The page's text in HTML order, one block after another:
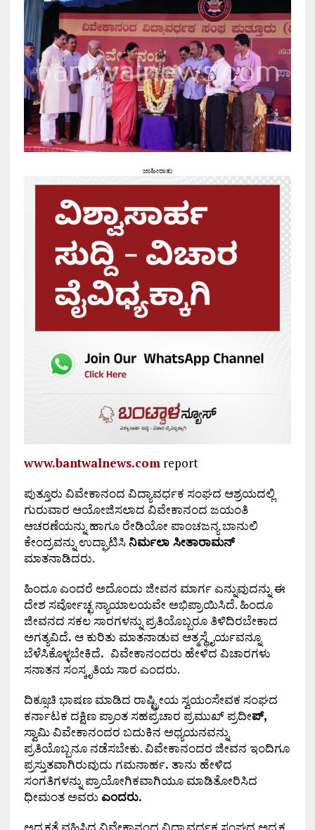
ಜಾಹೀರಾತು
www.bantwalnews.comreport
ಪುತ್ತೂರು ವಿವೇಕಾನಂದ ವಿದ್ಯಾವರ್ಧಕ ಸಂಘದ ಆಶ್ರಯದಲ್ಲಿ
ಗುರುವಾರ ಆಯೋಜಿಸಲಾದ ವಿವೇಕಾನಂದ ಜಯಂತಿ
ಆಚರಣೆಯನ್ನು ಹಾಗೂ ರೇಡಿಯೋ ಪಾಂಚಜನ್ಯ ಬಾನುಲಿ
ಕೇಂದ್ರವನ್ನು ಉದ್ಘಾಟಿಸಿನಿರ್ಮಲಾ ಸೀತಾರಾಮನ್
ಮಾತನಾಡಿದರು.
ಹಿಂದೂ ಎಂದರೆ ಅದೊಂದು ಜೀವನ ಮಾರ್ಗ ಎನ್ನುವುದನ್ನು ಈ
ದೇಶ ಸರ್ವೋಚ್ಛ ನ್ಯಾಯಾಲಯವೇ ಅಭಿಪ್ರಾಯಿಸಿದೆ. ಹಿಂದೂ
ಜೀವನದ ಸಕಲ ಸಾರಗಳನ್ನು ಪ್ರತಿಯೊಬ್ಬರೂ ತಿಳಿದಿರಬೇಕಾದ
ಅಗತ್ಯವಿದೆ. ಆ ಕುರಿತು ಮಾತನಾಡುವ ಆತ್ಮಸ್ಥೈರ್ಯವನ್ನೂ
ಬೆಳೆಸಿಕೊಳ್ಳಬೇಕಿದೆ. ವಿವೇಕಾನಂದರು ಹೇಳಿದ ವಿಚಾರಗಳು
ಸನಾತನ ಸಂಸ್ಕೃತಿಯ ಸಾರ ಎಂದರು.
ದಿಕ್ಸೂಚಿ ಭಾಷಣ ಮಾಡಿದ ರಾಷ್ಟ್ರೀಯ ಸ್ವಯಂಸೇವಕ ಸಂಘದ
ಕರ್ನಾಟಕ ದಕ್ಷಿಣ ಪ್ರಾಂತ ಸಹಪ್ರಚಾರ ಪ್ರಮುಖ್ ಪ್ರದೀಪ್,
ಸ್ವಾಮಿ ವಿವೇಕಾನಂದರ ಬದುಕಿನ ಅಧ್ಯಯನವನ್ನು
ಪ್ರತಿಯೊಬ್ಬನೂ ನಡೆಸಬೇಕು. ವಿವೇಕಾನಂದರ ಜೀವನ ಇಂದಿಗೂ
ಪ್ರಸ್ತುತವಾಗಿರುವುದು ಗಮನಾರ್ಹ. ತಾನು ಹೇಳಿದ
ಸಂಗತಿಗಳನ್ನು ಪ್ರಾಯೋಗಿಕವಾಗಿಯೂ ಮಾಡಿತೋರಿಸಿದ
ಧೀಮಂತ ಅವರು ಎಂದರು.